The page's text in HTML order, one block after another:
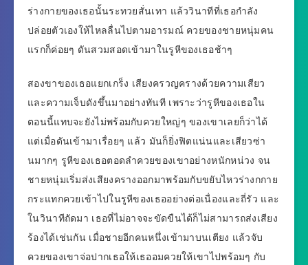
ร่างกายของเธอนั้นระทวยสั่นเทา แล้ววินาทีที่เธอกำลัง
ปล่อยตัวเองให้ไหลลื่นไปตามอารมณ์ ควยของชายหนุ่มคน
แรกก็ค่อยๆ ดันสวมสอดเข้ามาในรูหีของเธอช้าๆ
สองขาของเธอแยกเกร็ง เสียงครวญครางด้วยความเสียว
และความเจ็บดังขึ้นมาอย่างทันที เพราะว่ารูหีของเธอใน
ตอนนี้แทบจะยังไม่พร้อมกับควยใหญ่ๆ ของเขาเลยก็ว่าได้
แต่เมื่อดันเข้ามาเรื่อยๆ แล้ว มันก็ยิ่งฟิตแน่นและเสียวซ่า
นมากๆ รูหีของเธอตอดลำควยของเขาอย่างหนักหน่วง จน
ชายหนุ่มเริ่มส่งเสียงครางออกมาพร้อมกับขยับไหวร่างกกาย
กระแทกควยเข้าไปในรูหีของเธออย่างต่อเนื่องและถี่รัว และ
ในวินาทีถัดมา เธอที่ไม่อาจจะขัดขืนได้ก็ไม่สามารถส่งเสียง
ร้องได้เช่นกัน เมื่อชายอีกคนหนึ่งเข้ามาบนเตียง แล้วจับ
ควยของเขาจ่อปากเธอให้เธออมควยให้เขาไปพร้อมๆ กับ